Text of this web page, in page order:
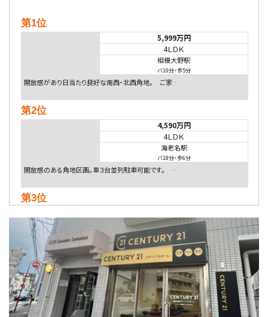
第1位
5,999万円
4ＬＤＫ
相模大野駅
バ10分・歩5分
開放感があり日当たり良好な南西・北西角地。 ご家…
第2位
4,590万円
4ＬＤＫ
海老名駅
バ18分・歩6分
開放感のある角地区画。車３台並列駐車可能です。 …
第3位
4ＬＤＫ
淵野辺駅
歩17分
南側道路に面しており日当たり良好。 キッチンから…
第4位
5,480万円
4ＬＤＫ